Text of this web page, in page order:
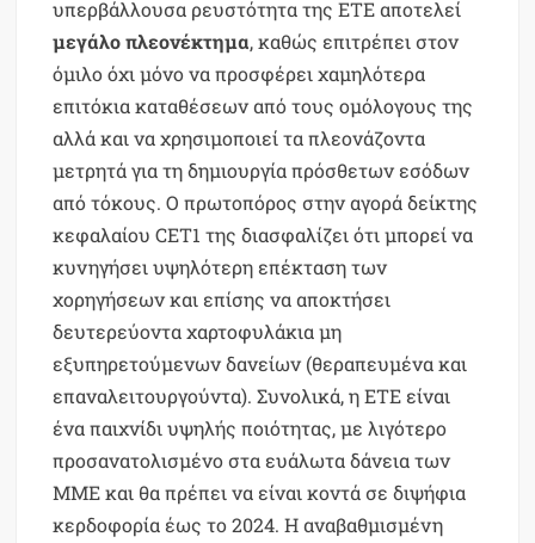
υπερβάλλουσα ρευστότητα της ΕΤΕ αποτελεί
μεγάλο πλεονέκτημα, καθώς επιτρέπει στον
όμιλο όχι μόνο να προσφέρει χαμηλότερα
επιτόκια καταθέσεων από τους ομόλογους της
αλλά και να χρησιμοποιεί τα πλεονάζοντα
μετρητά για τη δημιουργία πρόσθετων εσόδων
από τόκους. Ο πρωτοπόρος στην αγορά δείκτης
κεφαλαίου CET1 της διασφαλίζει ότι μπορεί να
κυνηγήσει υψηλότερη επέκταση των
χορηγήσεων και επίσης να αποκτήσει
δευτερεύοντα χαρτοφυλάκια μη
εξυπηρετούμενων δανείων (θεραπευμένα και
επαναλειτουργούντα). Συνολικά, η ΕΤΕ είναι
ένα παιχνίδι υψηλής ποιότητας, με λιγότερο
προσανατολισμένο στα ευάλωτα δάνεια των
ΜΜΕ και θα πρέπει να είναι κοντά σε διψήφια
κερδοφορία έως το 2024. Η αναβαθμισμένη